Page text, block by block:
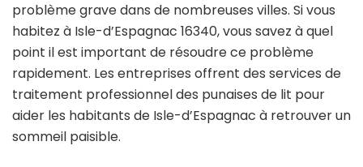
problème grave dans de nombreuses villes. Si vous
habitez à Isle-d’Espagnac 16340, vous savez à quel
point il est important de résoudre ce problème
rapidement. Les entreprises offrent des services de
traitement professionnel des punaises de lit pour
aider les habitants de Isle-d’Espagnac à retrouver un
sommeil paisible.